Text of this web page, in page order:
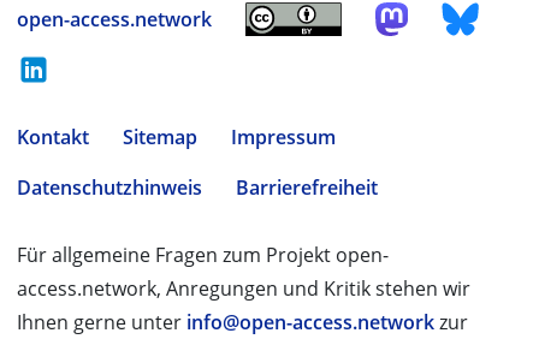
open-access.network
Kontakt Sitemap
Impressum
Datenschutzhinweis
Barrierefreiheit
Für allgemeine Fragen zum Projekt open-
access.network, Anregungen und Kritik stehen wir
Ihnen gerne unter info@open-access.networkzur